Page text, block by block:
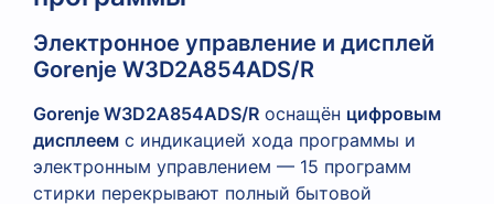
Электронное управление и дисплей
Gorenje W3D2A854ADS/R
Gorenje W3D2A854ADS/R оснащён цифровым
дисплеем с индикацией хода программы и
электронным управлением — 15 программ
стирки перекрывают полный бытовой